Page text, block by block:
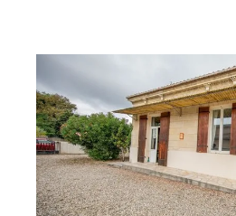
ST AUBIN DE MEDOC 33
118,91 m
, 5 pièces
Ref : 3078
Maison à vendre
155 000 €